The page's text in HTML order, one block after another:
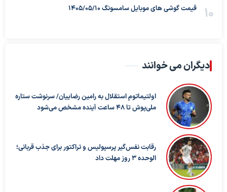
قیمت گوشی های موبایل سامسونگ 1405/05/10
دیگران می خوانند
اولتیماتوم استقلال به رامین رضاییان/ سرنوشت ستاره
ملی‌پوش تا ۴۸ ساعت آینده مشخص می‌شود
رقابت نفس‌گیر پرسپولیس و تراکتور برای جذب قربانی؛
الوحده ۳ روز مهلت داد